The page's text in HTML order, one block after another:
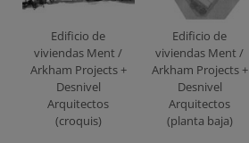
Edificio de
viviendas Ment /
Arkham Projects +
Desnivel
Arquitectos
(croquis)
Edificio de
viviendas Ment /
Arkham Projects +
Desnivel
Arquitectos
(planta baja)